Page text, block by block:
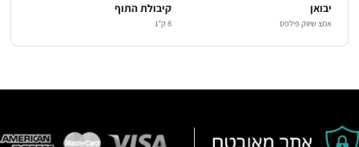
יבואן
אמצ שיווק פילפס
קיבולת התוף
8 ק"ג